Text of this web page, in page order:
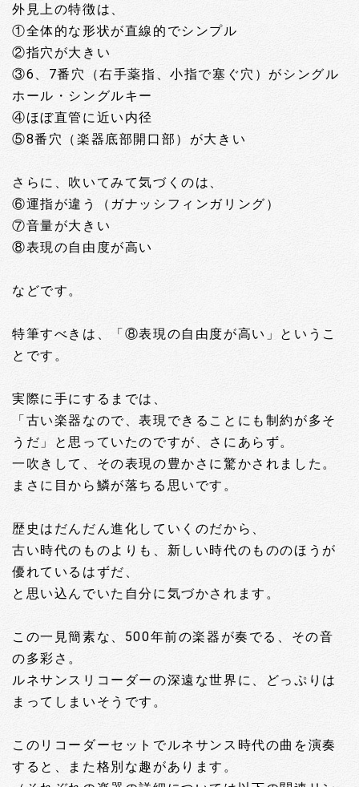
外見上の特徴は、
①全体的な形状が直線的でシンプル
②指穴が大きい
③6、7番穴（右手薬指、小指で塞ぐ穴）がシングル
ホール・シングルキー
④ほぼ直管に近い内径
⑤8番穴（楽器底部開口部）が大きい
さらに、吹いてみて気づくのは、
⑥運指が違う（ガナッシフィンガリング）
⑦音量が大きい
⑧表現の自由度が高い
などです。
特筆すべきは、「⑧表現の自由度が高い」というこ
とです。
実際に手にするまでは、
「古い楽器なので、表現できることにも制約が多そ
うだ」と思っていたのですが、さにあらず。
一吹きして、その表現の豊かさに驚かされました。
まさに目から鱗が落ちる思いです。
歴史はだんだん進化していくのだから、
古い時代のものよりも、新しい時代のもののほうが
優れているはずだ、
と思い込んでいた自分に気づかされます。
この一見簡素な、500年前の楽器が奏でる、その音
の多彩さ。
ルネサンスリコーダーの深遠な世界に、どっぷりは
まってしまいそうです。
このリコーダーセットでルネサンス時代の曲を演奏
すると、また格別な趣があります。